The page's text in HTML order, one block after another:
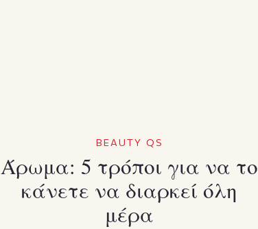
BEAUTY QS
Άρωμα: 5 τρόποι για να το
κάνετε να διαρκεί όλη
μέρα